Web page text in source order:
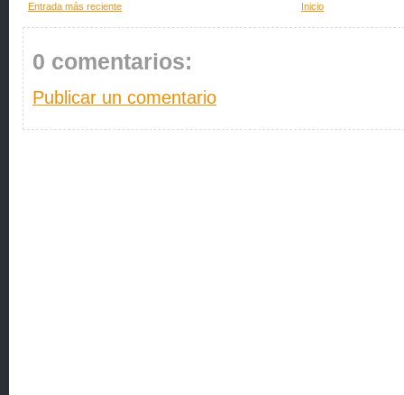
Entrada más reciente Inicio
0 comentarios:
Publicar un comentario